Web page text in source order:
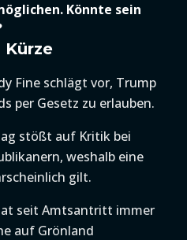
Könnte sein
Fine schlägt vor, Trump
per Gesetz zu erlauben.
stößt auf Kritik bei
weshalb eine
gilt.
seit Amtsantritt immer
auf Grönland